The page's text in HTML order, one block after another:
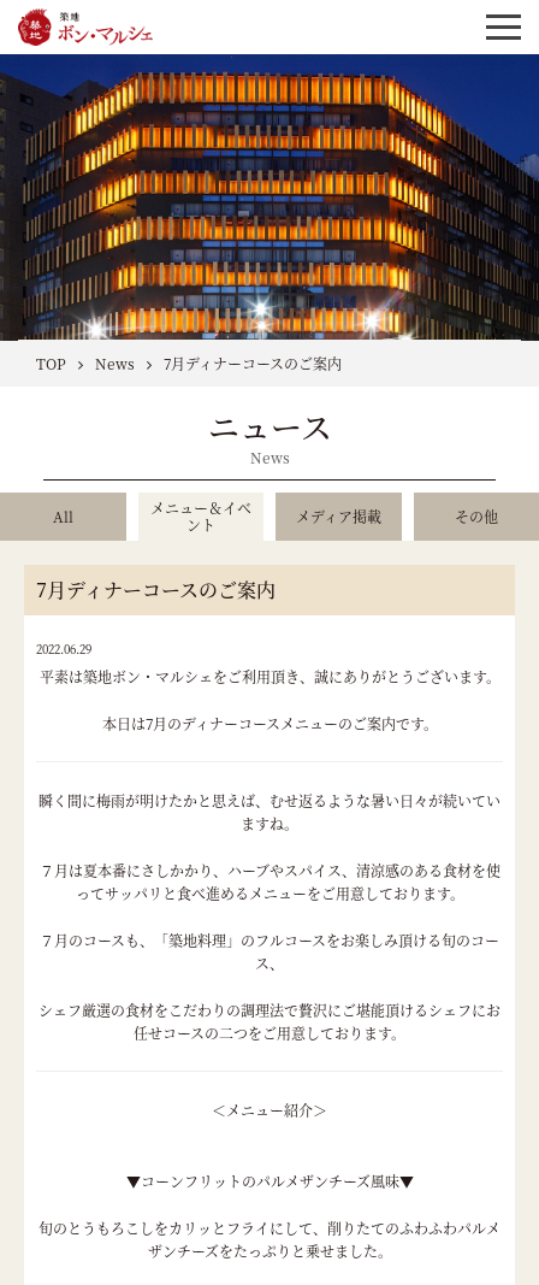
TOP News 7月ディナーコースのご案内
ニュース
News
All
メニュー＆イベ
ント
メディア掲載 その他
7月ディナーコースのご案内
2022.06.29
平素は築地ボン・マルシェをご利用頂き、誠にありがとうございます。
本日は7月のディナーコースメニューのご案内です。
瞬く間に梅雨が明けたかと思えば、むせ返るような暑い日々が続いてい
ますね。
７月は夏本番にさしかかり、ハーブやスパイス、清涼感のある食材を使
ってサッパリと食べ進めるメニューをご用意しております。
７月のコースも、「築地料理」のフルコースをお楽しみ頂ける旬のコー
ス、
シェフ厳選の食材をこだわりの調理法で贅沢にご堪能頂けるシェフにお
任せコースの二つをご用意しております。
＜メニュー紹介＞
▼コーンフリットのパルメザンチーズ風味▼
旬のとうもろこしをカリッとフライにして、削りたてのふわふわパルメ
ザンチーズをたっぷりと乗せました。